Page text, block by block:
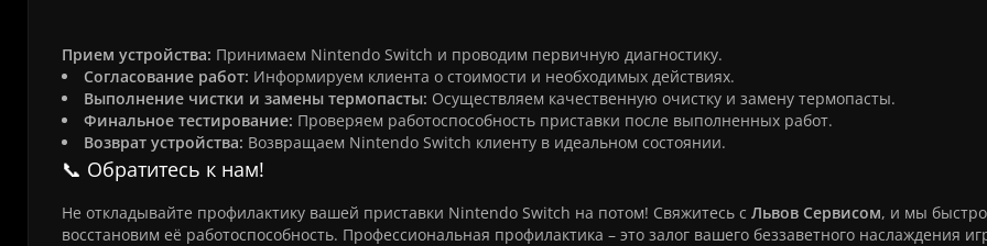
Прием устройства: Принимаем Nintendo Switch и проводим первичную диагностику.
Согласование работ: Информируем клиента о стоимости и необходимых действиях.
Выполнение чистки и замены термопасты: Осуществляем качественную очистку и замену термопасты.
Финальное тестирование: Проверяем работоспособность приставки после выполненных работ.
Возврат устройства: Возвращаем Nintendo Switch клиенту в идеальном состоянии.
📞 Обратитесь к нам!
Не откладывайте профилактику вашей приставки Nintendo Switch на потом! Свяжитесь с Львов Сервисом, и мы быстро
восстановим её работоспособность. Профессиональная профилактика – это залог вашего беззаветного наслаждения